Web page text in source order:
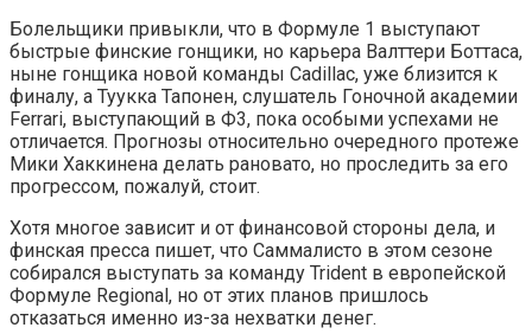
Болельщики привыкли, что в Формуле 1 выступают
быстрые финские гонщики, но карьера Валттери Боттаса,
ныне гонщика новой команды Cadillac, уже близится к
финалу, а Туукка Тапонен, слушатель Гоночной академии
Ferrari, выступающий в Ф3, пока особыми успехами не
отличается. Прогнозы относительно очередного протеже
Мики Хаккинена делать рановато, но проследить за его
прогрессом, пожалуй, стоит.
Хотя многое зависит и от финансовой стороны дела, и
финская пресса пишет, что Саммалисто в этом сезоне
собирался выступать за команду Trident в европейской
Формуле Regional, но от этих планов пришлось
отказаться именно из-за нехватки денег.